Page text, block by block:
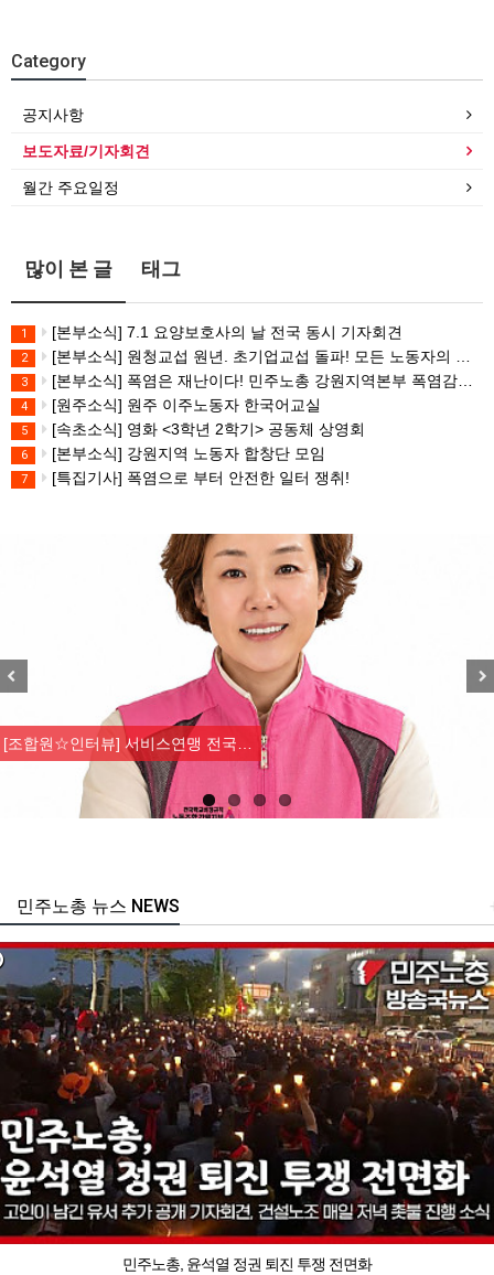
Category
공지사항
보도자료/기자회견
월간 주요일정
많이 본 글 태그
1 [본부소식] 7.1 요양보호사의 날 전국 동시 기자회견
2 [본부소식] 원청교섭 원년. 초기업교섭 돌파! 모든 노동자의 노동기본권 쟁취! 민주노총 7.15 총파업대회
3 [본부소식] 폭염은 재난이다! 민주노총 강원지역본부 폭염감시단 선포 기자회견
4 [원주소식] 원주 이주노동자 한국어교실
5 [속초소식] 영화 <3학년 2학기> 공동체 상영회
6 [본부소식] 강원지역 노동자 합창단 모임
7 [특집기사] 폭염으로 부터 안전한 일터 쟁취!
[조합원☆인터뷰] 서비스연맹 전국…
주노총 뉴스 NEWS
민주노총, 윤석열 정권 퇴진 투쟁 전면화